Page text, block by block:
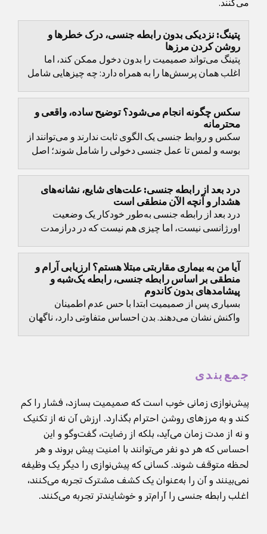
می‌کنند.
پتینگ: نزدیکی بدون رابطه جنسی، درک خطرها و
روشن کردن مرزها
پتینگ می‌تواند صمیمیت را بدون دخول ممکن کند، اما
اغلب همان پرسش‌ها را به همراه دارد: چه چیزهایی شامل
سکس چگونه انجام می‌شود؟ توضیح ساده، واقعی و
محترمانه
سکس و روابط جنسی یک الگوی ثابت ندارند و می‌توانند از
بوسه و لمس تا عمل جنسی دخولی را شامل شوند؛ اصل
درد بعد از رابطه جنسی: علت‌های شایع، نشانه‌های
هشدار و آنچه الآن منطقی است
درد بعد از رابطه جنسی به‌طور خودکار یک وضعیت
اورژانسی نیست، اما چیزی هم نیست که در درازمدت
آیا من به بیماری مقاربتی مبتلا هستم؟ ارزیابی آرام و
منطقی بر اساس رابطه جنسی، رابطه یک‌شبه و
پیشامدهای بدون کاندوم
بسیاری پس از صمیمیت ابتدا با حس عدم اطمینان
واکنش نشان می‌دهند. بدن احساس متفاوتی دارد، ناگهان
جمع‌بندی
پیش‌نوازی زمانی خوب است که صمیمیت بسازد، فشار را کم
کند و به مرزهای روشن احترام بگذارد. ارزش آن نه از تکنیک
و نه از مدت زمان می‌آید، بلکه از رضایت، گفت‌وگو و این
احساس که هر دو نفر می‌توانند با امنیت پیش بروند و هر
لحظه متوقف شوند. کسانی که پیش‌نوازی را دیگر یک وظیفه
نمی‌بینند و آن را به‌عنوان یک کشف مشترک تجربه می‌کنند،
اغلب رابطه جنسی را آرام‌تر و خوشایندتر تجربه می‌کنند.